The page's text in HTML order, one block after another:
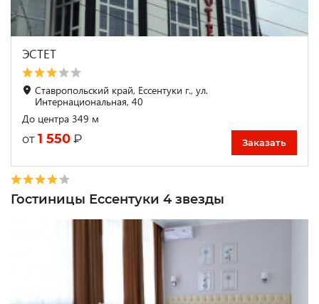
ЭСТЕТ
Ставропольский край, Ессентуки г., ул.
Интернациональная, 40
До центра 349 м
от 1 550 ₽ Заказать
Гостиницы Ессентуки 4 звезды